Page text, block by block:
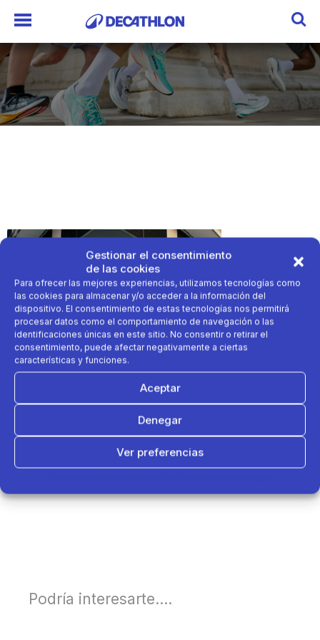
Gestionar el consentimiento
de las cookies
Para ofrecer las mejores experiencias, utilizamos tecnologías como
las cookies para almacenar y/o acceder a la información del
dispositivo. El consentimiento de estas tecnologías nos permitirá
procesar datos como el comportamiento de navegación o las
identificaciones únicas en este sitio. No consentir o retirar el
consentimiento, puede afectar negativamente a ciertas
características y funciones.
Aceptar
Denegar
Ver preferencias
Podría interesarte....